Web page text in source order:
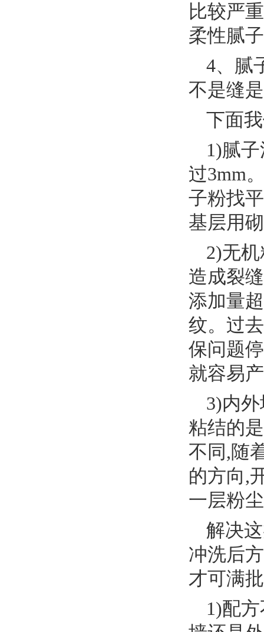
比较严
柔性腻
4、腻
不是缝
下面
1)腻
过3mm
子粉找
基层用
2)无
造成裂
添加量
纹。过
保问题
就容易
3)内
粘结的
不同,随
的方向,
一层粉
解决
冲洗后
才可满
1)配